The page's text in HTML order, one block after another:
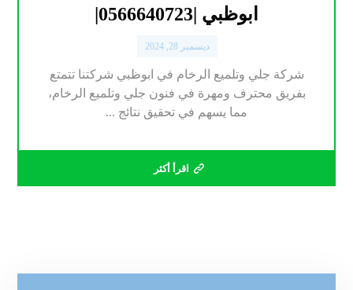
ابوظبي |0566640723|
ديسمبر 28, 2024
شركة جلي وتلميع الرخام في ابوظبي شركتنا تتمتع
بفريق محترف ومهرة في فنون جلي وتلميع الرخام،
مما يسهم في تحقيق نتائج ...
اقرأ أكثر